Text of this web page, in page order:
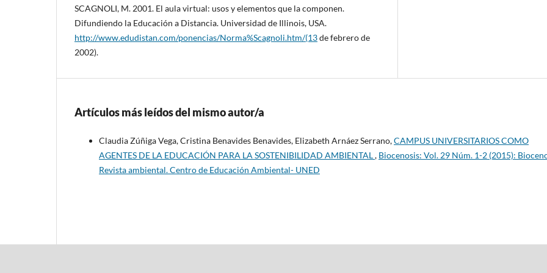
SCAGNOLI, M. 2001. El aula virtual: usos y elementos que la componen.
Difundiendo la Educación a Distancia. Universidad de Illinois, USA.
http://www.edudistan.com/ponencias/Norma%Scagnoli.htm/(13de febrero de
2002).
Artículos más leídos del mismo autor/a
Claudia Zúñiga Vega, Cristina Benavides Benavides, Elizabeth Arnáez Serrano,CAMPUS UNIVERSITARIOS COMO
AGENTES DE LA EDUCACIÓN PARA LA SOSTENIBILIDAD AMBIENTAL, Biocenosis: Vol. 29 Núm. 1-2 (2015):
Revista ambiental. Centro de Educación Ambiental- UNED